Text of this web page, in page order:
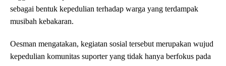
sebagai bentuk kepedulian terhadap warga yang terdampak
musibah kebakaran.
Oesman mengatakan, kegiatan sosial tersebut merupakan wujud
kepedulian komunitas suporter yang tidak hanya berfokus pada